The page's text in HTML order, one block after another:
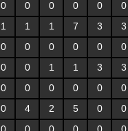
0 0 0 0 0
0
1 1 1 7 3
3
0 0 0 0 0
0
0 0 1 1 3
3
0 0 0 0 0
0
0 4 2 5 0
0